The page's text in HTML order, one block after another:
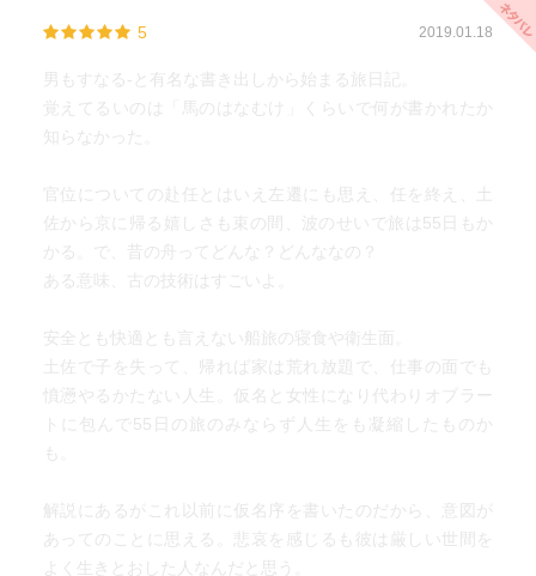
5 2019.01.18
男もすなる-と有名な書き出しから始まる旅日記。
覚えてるいのは「馬のはなむけ」くらいで何が書かれたか
知らなかった。
官位についての赴任とはいえ左遷にも思え、任を終え、土
佐から京に帰る嬉しさも束の間、波のせいで旅は55日もか
かる。で、昔の舟ってどんな？どんななの？
ある意味、古の技術はすごいよ。
安全とも快適とも言えない船旅の寝食や衛生面。
土佐で子を失って、帰れば家は荒れ放題で、仕事の面でも
憤懣やるかたない人生。仮名と女性になり代わりオブラー
トに包んで55日の旅のみならず人生をも凝縮したものか
も。
解説にあるがこれ以前に仮名序を書いたのだから、意図が
あってのことに思える。悲哀を感じるも彼は厳しい世間を
よく生きとおした人なんだと思う。